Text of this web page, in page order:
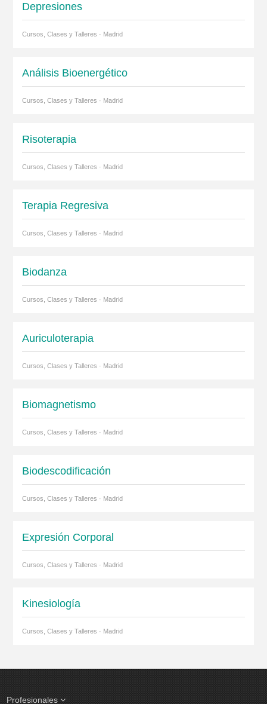
Depresiones
Cursos, Clases y Talleres · Madrid
Análisis Bioenergético
Cursos, Clases y Talleres · Madrid
Risoterapia
Cursos, Clases y Talleres · Madrid
Terapia Regresiva
Cursos, Clases y Talleres · Madrid
Biodanza
Cursos, Clases y Talleres · Madrid
Auriculoterapia
Cursos, Clases y Talleres · Madrid
Biomagnetismo
Cursos, Clases y Talleres · Madrid
Biodescodificación
Cursos, Clases y Talleres · Madrid
Expresión Corporal
Cursos, Clases y Talleres · Madrid
Kinesiología
Cursos, Clases y Talleres · Madrid
Profesionales